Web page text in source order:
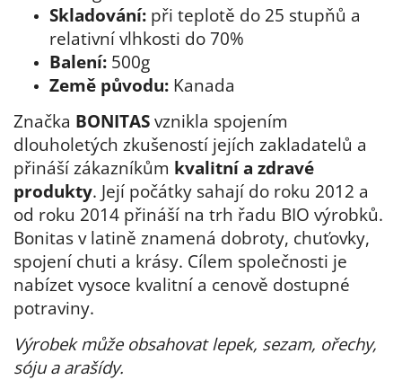
Skladování: při teplotě do 25 stupňů a
relativní vlhkosti do 70%
Balení: 500g
Země původu: Kanada
Značka BONITAS vznikla spojením
dlouholetých zkušeností jejích zakladatelů a
přináší zákazníkům kvalitní a zdravé
produkty. Její počátky sahají do roku 2012 a
od roku 2014 přináší na trh řadu BIO výrobků.
Bonitas v latině znamená dobroty, chuťovky,
spojení chuti a krásy. Cílem společnosti je
nabízet vysoce kvalitní a cenově dostupné
potraviny.
Výrobek může obsahovat lepek, sezam, ořechy,
sóju a arašídy.